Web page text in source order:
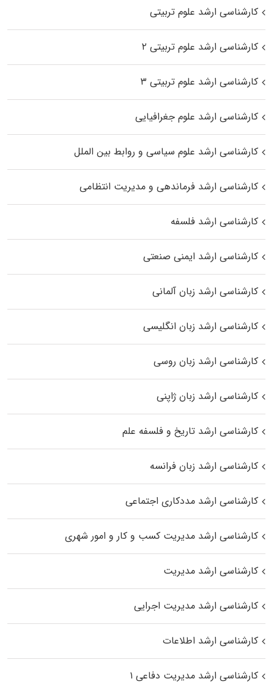
کارشناسی ارشد علوم تربیتی
کارشناسی ارشد علوم تربیتی ۲
کارشناسی ارشد علوم تربیتی ۳
کارشناسی ارشد علوم جغرافیایی
کارشناسی ارشد علوم سیاسی و روابط بین الملل
کارشناسی ارشد فرماندهی و مدیریت انتظامی
کارشناسی ارشد فلسفه
کارشناسی ارشد ایمنی صنعتی
کارشناسی ارشد زبان آلمانی
کارشناسی ارشد زبان انگلیسی
کارشناسی ارشد زبان روسی
کارشناسی ارشد زبان ژاپنی
کارشناسی ارشد تاریخ و فلسفه علم
کارشناسی ارشد زبان فرانسه
کارشناسی ارشد مددکاری اجتماعی
کارشناسی ارشد مدیریت کسب و کار و امور شهری
کارشناسی ارشد مدیریت
کارشناسی ارشد مدیریت اجرایی
کارشناسی ارشد اطلاعات
کارشناسی ارشد مدیریت دفاعی ۱